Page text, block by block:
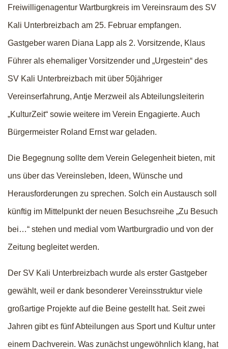
Freiwilligenagentur Wartburgkreis im Vereinsraum des SV
Kali Unterbreizbach am 25. Februar empfangen.
Gastgeber waren Diana Lapp als 2. Vorsitzende, Klaus
Führer als ehemaliger Vorsitzender und „Urgestein“ des
SV Kali Unterbreizbach mit über 50jähriger
Vereinserfahrung, Antje Merzweil als Abteilungsleiterin
„KulturZeit“ sowie weitere im Verein Engagierte. Auch
Bürgermeister Roland Ernst war geladen.
Die Begegnung sollte dem Verein Gelegenheit bieten, mit
uns über das Vereinsleben, Ideen, Wünsche und
Herausforderungen zu sprechen. Solch ein Austausch soll
künftig im Mittelpunkt der neuen Besuchsreihe „Zu Besuch
bei…“ stehen und medial vom Wartburgradio und von der
Zeitung begleitet werden.
Der SV Kali Unterbreizbach wurde als erster Gastgeber
gewählt, weil er dank besonderer Vereinsstruktur viele
großartige Projekte auf die Beine gestellt hat. Seit zwei
Jahren gibt es fünf Abteilungen aus Sport und Kultur unter
einem Dachverein. Was zunächst ungewöhnlich klang, hat